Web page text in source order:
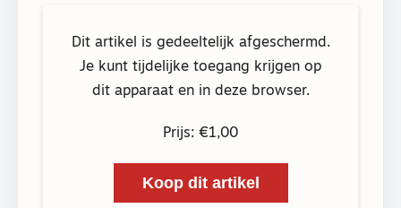
Dit artikel is gedeeltelijk afgeschermd.
Je kunt tijdelijke toegang krijgen op
dit apparaat en in deze browser.
Prijs: €1,00
Koop dit artikel